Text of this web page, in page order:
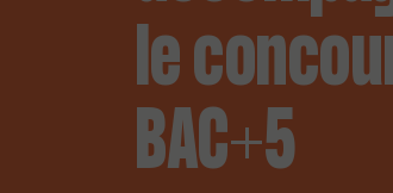
le
BAC+5